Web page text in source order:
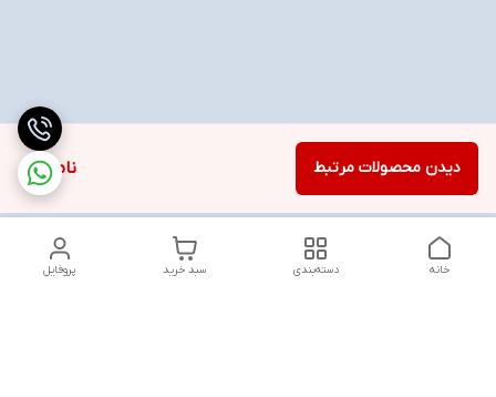
ناموجود دیدن محصولات مرتبط
پروفایل سبد خرید دسته‌بندی خانه